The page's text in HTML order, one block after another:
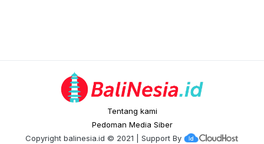
Tentang kami
Pedoman Media Siber
Copyright balinesia.id © 2021 | Support By